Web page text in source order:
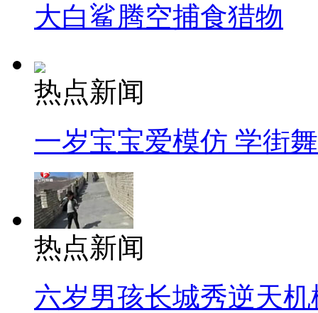
大白鲨腾空捕食猎物
热点新闻
一岁宝宝爱模仿 学街
热点新闻
六岁男孩长城秀逆天机